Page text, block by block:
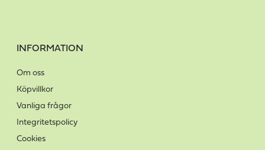
INFORMATION
Om oss
Köpvillkor
Vanliga frågor
Integritetspolicy
Cookies